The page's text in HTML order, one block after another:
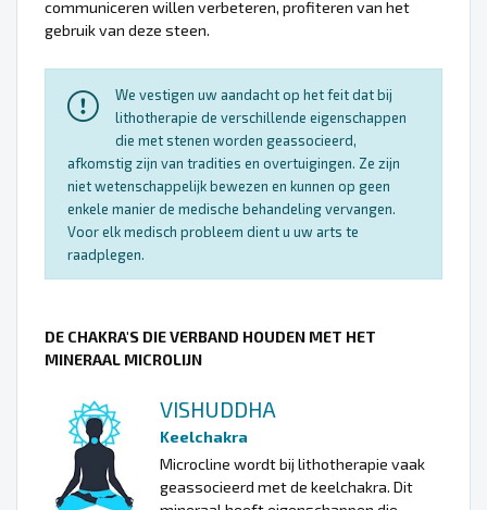
communiceren willen verbeteren, profiteren van het
gebruik van deze steen.
We vestigen uw aandacht op het feit dat bij
lithotherapie de verschillende eigenschappen
die met stenen worden geassocieerd,
afkomstig zijn van tradities en overtuigingen. Ze zijn
niet wetenschappelijk bewezen en kunnen op geen
enkele manier de medische behandeling vervangen.
Voor elk medisch probleem dient u uw arts te
raadplegen.
DE CHAKRA'S DIE VERBAND HOUDEN MET HET
MINERAAL MICROLIJN
VISHUDDHA
Keelchakra
Microcline wordt bij lithotherapie vaak
geassocieerd met de keelchakra. Dit